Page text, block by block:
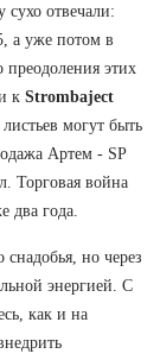
сухо отвечали:
а уже потом в
преодоления этих
к Strombaject
могут быть
Артем - SP
Торговая война
два года.
но через
энергией. С
как и на